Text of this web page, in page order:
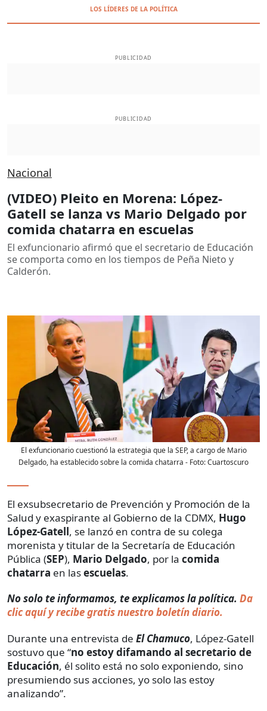
LOS LÍDERES DE LA POLÍTICA
PUBLICIDAD
PUBLICIDAD
Nacional
(VIDEO) Pleito en Morena: López-
Gatell se lanza vs Mario Delgado por
comida chatarra en escuelas
El exfuncionario afirmó que el secretario de Educación
se comporta como en los tiempos de Peña Nieto y
Calderón.
El exfuncionario cuestionó la estrategia que la SEP, a cargo de Mario
Delgado, ha establecido sobre la comida chatarra - Foto:Cuartoscuro
El exsubsecretario de Prevención y Promoción de la
Salud y exaspirante al Gobierno de la CDMX, Hugo
López-Gatell, se lanzó en contra de su colega
morenista y titular de la Secretaría de Educación
Pública (SEP), Mario Delgado, por la comida
chatarra en lasescuelas.
No solo te informamos, te explicamos la política. Da
clic aquí y recibe gratis nuestro boletín diario.
Durante una entrevista de El Chamuco, López-Gatell
sostuvo que “no estoy difamando al secretario de
Educación, él solito está no solo exponiendo, sino
presumiendo sus acciones, yo solo las estoy
analizando”.